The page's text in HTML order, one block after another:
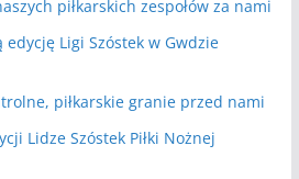
piłkarskich zespołów za nami
Ligi Szóstek w Gwdzie
piłkarskie granie przed nami
Lidze Szóstek Piłki Nożnej